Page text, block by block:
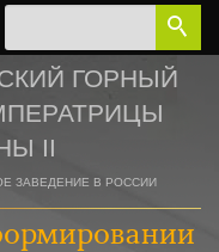
ГОРНЫЙ
II
ЗАВЕДЕНИЕ В РОССИИ